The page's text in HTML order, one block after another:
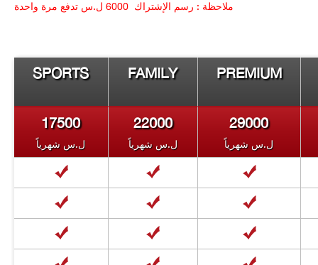
ملاحظة : رسم الإشتراك 6000 ل.س تدفع مرة واحدة
SPORTS FAMILY PREMIUM
17500 22000 29000
ل.س شهرياً ل.س شهرياً ل.س شهرياً